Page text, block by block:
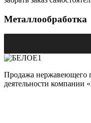
Металлообработка
Продажа нержавеющего
деятельности